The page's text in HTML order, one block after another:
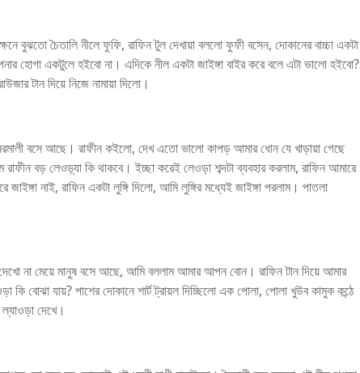
চৈতালি নীলে ফুফি, রাফিন টুল দেখায়া বললো ফুফী বসেন, দোকানের বাচ্চা একটা
হোগা একটুলে হইবো না। এদিকে নীল একটা জাইঙ্গা বাইর করে বলে এটা ভালো হইবো?
টান দিয়ে নিজে নামায়া দিলো।
বসে আছে। রাফীন কইলো, দেখ এতো ভালো কাপড় আমার ধোন যে খাড়ায়া গেছে
বড় লেওড়্যা কি থাকবে। ইচ্ছা করেই লেওড়া শব্দটা ব্যবহার করলাম, রাফিন আমারে
নাই, রাফিন একটা লুঙ্গি দিলো, আমি লুঙ্গির মধ্যেই জাইঙ্গা পরলাম। পাতলা
না মেয়ে মানুষ বসে আছে, আমি বললাম আমার আপন বোন। রাফিন টান দিয়ে আমার
কি বোঝা যায়? পাশের দোকানে শার্ট ট্রায়ল দিচ্ছিলো এক পোলা, পোলা খুউব কামুক কন্ঠে
দেখে।